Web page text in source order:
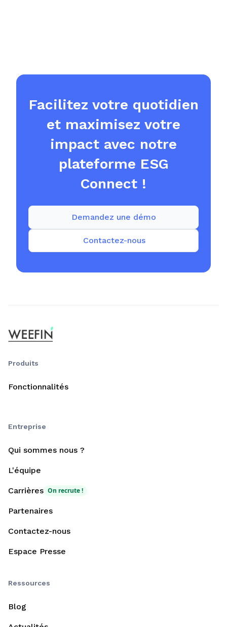
Facilitez votre quotidien
et maximisez votre
impact avec notre
plateforme ESG
Connect !
Contactez-nous
Demandez une démo
Produits
Fonctionnalités
Entreprise
Qui sommes nous ?
L'équipe
Carrières On recrute !
Partenaires
Contactez-nous
Espace Presse
Ressources
Blog